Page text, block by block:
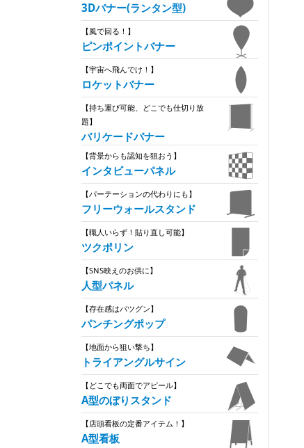
3Dバナー(ランタン型)
【風で回る！】
ピンポイントバナー
【宇宙へ飛んでけ！】
ロケットバナー
【持ち運び可能、どこでも仕切り放
題】
バリケードバナー
【背景からも認知を狙おう】
インタビューパネル
【パーテーションの代わりにも】
フリーウォールスタンド
【職人いらず！貼り直し可能】
ツクポリン
【SNS映えのお供に】
人型パネル
【存在感はバツグン】
パンチングポップ
【地面から狙い撃ち】
トライアングルサイン
【どこでも両面でアピール】
A型のぼりスタンド
【店頭看板の定番アイテム！】
A型看板